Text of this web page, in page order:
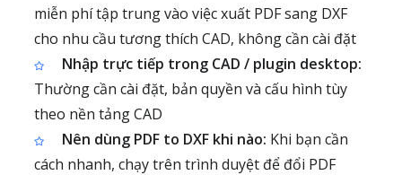
miễn phí tập trung vào việc xuất PDF sang DXF
cho nhu cầu tương thích CAD, không cần cài đặt
Nhập trực tiếp trong CAD / plugin desktop:
Thường cần cài đặt, bản quyền và cấu hình tùy
theo nền tảng CAD
Nên dùng PDF to DXF khi nào: Khi bạn cần
cách nhanh, chạy trên trình duyệt để đổi PDF